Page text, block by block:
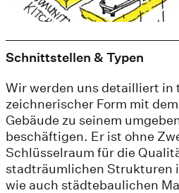
Schnittstellen & Typen
Wir werden uns detailliert in
zeichnerischer Form mit
Gebäude zu seinem
beschäftigen. Er ist ohne
Schlüsselraum für die
stadträumlichen Strukturen
wie auch städtebaulichen